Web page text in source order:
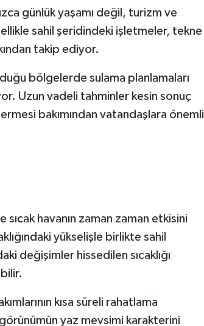
günlük yaşamı değil, turizm ve
sahil şeridindeki işletmeler, tekne
takip ediyor.
bölgelerde sulama planlamaları
Uzun vadeli tahminler kesin sonuç
bakımından vatandaşlara önemli
havanın zaman zaman etkisini
yükselişle birlikte sahil
değişimler hissedilen sıcaklığı
kısa süreli rahatlama
yaz mevsimi karakterini